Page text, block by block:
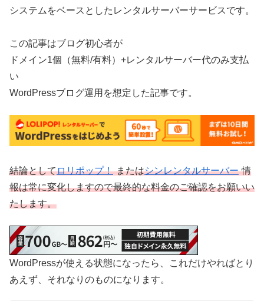
システムをベースとしたレンタルサーバーサービスです。
この記事はブログ初心者が
ドメイン1個（無料/有料）+レンタルサーバー代のみ支払
い
WordPressブログ運用を想定した記事です。
結論としてロリポップ！ またはシンレンタルサーバー 情
報は常に変化しますので最終的な料金のご確認をお願いい
たします。
WordPressが使える状態になったら、これだけやればとり
あえず、それなりのものになります。